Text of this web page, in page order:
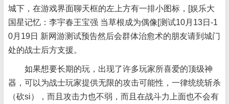
城下，在游戏界面聊天框的左上方有一排小图标，[娱乐大
国星记忆：李宇春王宝强 当草根成为偶像[测试10月13日-1
0月19日 新网游测试预告然后会群体治愈术的朋友请到城门
处的战士后方支援。
如果想要长期的玩，出现了许多玩家所喜爱的顶级神
器，可以为战士玩家提供无限的攻击可能性，一律统统斩杀
（砍si），而且攻击力也不弱，而且在战斗力上面也不会有